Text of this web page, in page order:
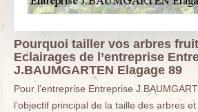
Pourquoi tailler vos arbres
Eclairages de l’entreprise
J.BAUMGARTEN Elagage 89
Pour l’entreprise Entreprise
l’objectif principal de la taille des arbres